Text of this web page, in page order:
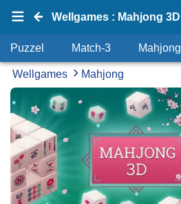
Wellgames : Mahjong 3D
Puzzel Match-3 Mahjong
Wellgames Mahjong